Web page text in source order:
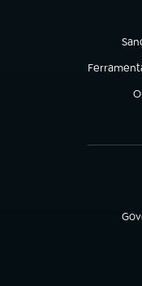
(abre em